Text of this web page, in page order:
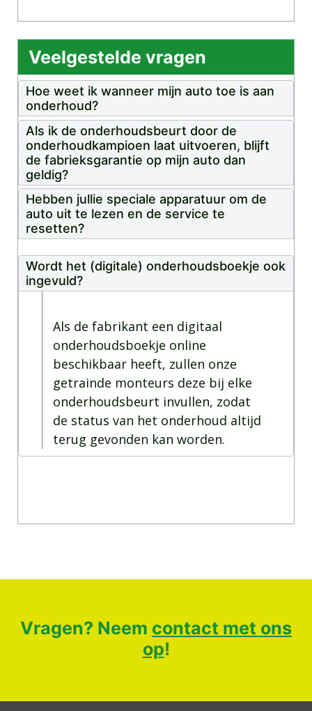
Veelgestelde vragen
Hoe weet ik wanneer mijn auto toe is aan
onderhoud?
Als ik de onderhoudsbeurt door de
onderhoudkampioen laat uitvoeren, blijft
de fabrieksgarantie op mijn auto dan
geldig?
Hebben jullie speciale apparatuur om de
auto uit te lezen en de service te
resetten?
Wordt het (digitale) onderhoudsboekje ook
ingevuld?
Als de fabrikant een digitaal
onderhoudsboekje online
beschikbaar heeft, zullen onze
getrainde monteurs deze bij elke
onderhoudsbeurt invullen, zodat
de status van het onderhoud altijd
terug gevonden kan worden.
Vragen? Neem contact met ons
op!